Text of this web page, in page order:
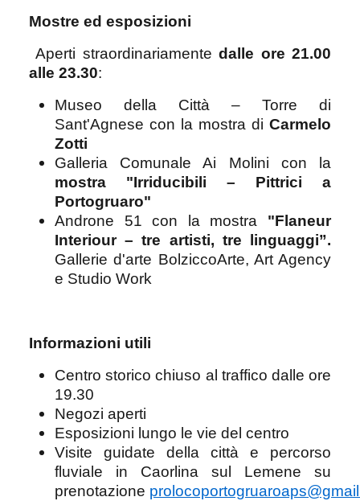
Mostre ed esposizioni
Aperti straordinariamentedalle ore 21.00
alle 23.30:
Museo della Città – Torre di
Sant'Agnese con la mostra di Carmelo
Zotti
Galleria Comunale Ai Molini con la
mostra "Irriducibili – Pittrici a
Portogruaro"
Androne 51 con la mostra "Flaneur
Interiour – tre artisti, tre linguaggi”.
Gallerie d'arte BolziccoArte, Art Agency
e Studio Work
Informazioni utili
Centro storico chiuso al traffico dalle ore
19.30
Negozi aperti
Esposizioni lungo le vie del centro
Visite guidate della città e percorso
fluviale in Caorlina sul Lemene su
prenotazione